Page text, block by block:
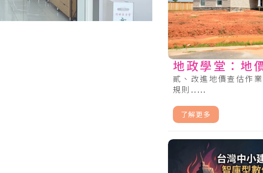
地政學堂：地
貳、改進地價查估作
規則.....
了解更多